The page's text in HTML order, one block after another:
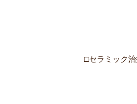
□セラミック